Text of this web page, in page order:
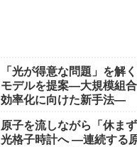
「光が得意な問題」を解
モデルを提案―大規模組
効率化に向けた新手法―
原子を流しながら「休まず
光格子時計へ ―連続する